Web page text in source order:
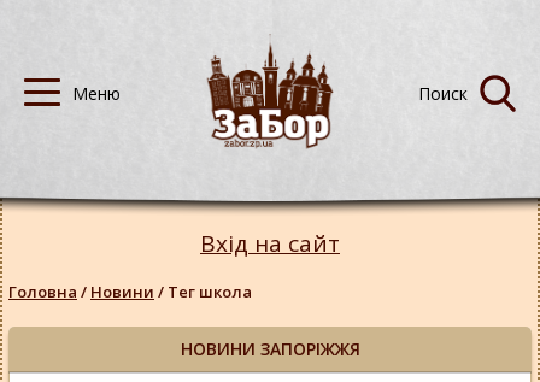
Вхід на сайт
Головна / Новини / Тег школа
НОВИНИ ЗАПОРІЖЖЯ